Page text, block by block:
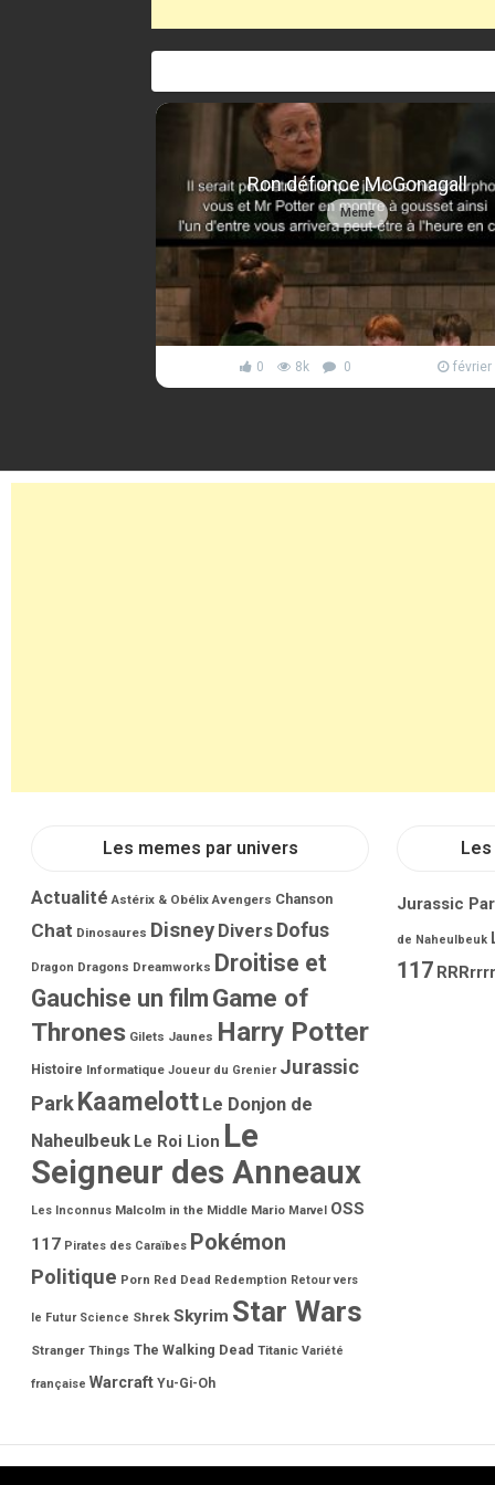
Ron défonce McGonagall
Meme
0 8k 0 février
Les memes par univers
Actualité Astérix & Obélix Avengers Chanson
Chat Dinosaures Disney Divers Dofus
Dragon Dragons Dreamworks Droitise et
Gauchise un film Game of
Thrones Gilets Jaunes Harry Potter
Histoire Informatique Joueur du Grenier Jurassic
ParkKaamelott Le Donjon de
Naheulbeuk Le Roi Lion Le
Seigneur des Anneaux
Les Inconnus Malcolm in the Middle Mario Marvel OSS
117 Pirates des Caraïbes Pokémon
Politique Porn Red Dead Redemption Retour vers
le Futur Science Shrek Skyrim Star Wars
Stranger Things The Walking Dead Titanic Variété
française Warcraft Yu-Gi-Oh
Jurassic
de Naheulbeuk
117